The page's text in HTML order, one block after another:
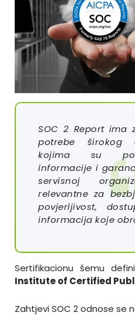
SOC 2 Report ima
potrebe širokog
kojima su
informacije i
servisnoj
relevantne za
povjerljivost,
informacija koje
Sertifikacionu šemu
Institute of Certified
Zahtjevi SOC 2 odnose se